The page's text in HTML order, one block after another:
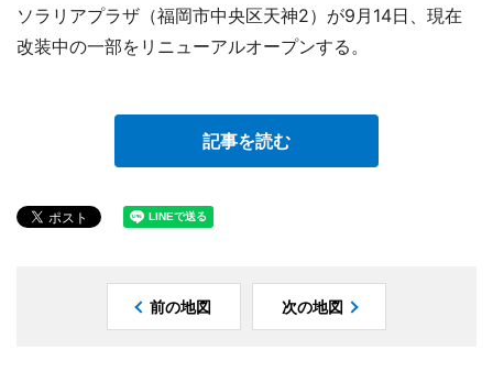
ソラリアプラザ（福岡市中央区天神2）が9月14日、現在
改装中の一部をリニューアルオープンする。
記事を読む
前の地図 次の地図